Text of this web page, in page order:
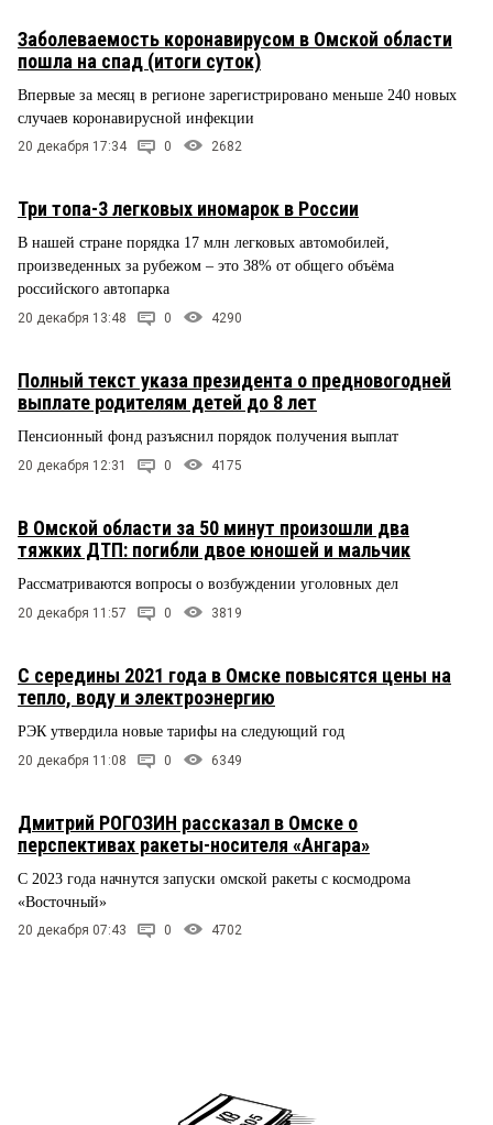
Заболеваемость коронавирусом в Омской области
пошла на спад (итоги суток)
Впервые за месяц в регионе зарегистрировано меньше 240 новых
случаев коронавирусной инфекции
20 декабря 17:34 0 2682
Три топа-3 легковых иномарок в России
В нашей стране порядка 17 млн легковых автомобилей,
произведенных за рубежом – это 38% от общего объёма
российского автопарка
20 декабря 13:48 0 4290
Полный текст указа президента о предновогодней
выплате родителям детей до 8 лет
Пенсионный фонд разъяснил порядок получения выплат
20 декабря 12:31 0 4175
В Омской области за 50 минут произошли два
тяжких ДТП: погибли двое юношей и мальчик
Рассматриваются вопросы о возбуждении уголовных дел
20 декабря 11:57 0 3819
С середины 2021 года в Омске повысятся цены на
тепло, воду и электроэнергию
РЭК утвердила новые тарифы на следующий год
20 декабря 11:08 0 6349
Дмитрий РОГОЗИН рассказал в Омске о
перспективах ракеты-носителя «Ангара»
С 2023 года начнутся запуски омской ракеты с космодрома
«Восточный»
20 декабря 07:43 0 4702